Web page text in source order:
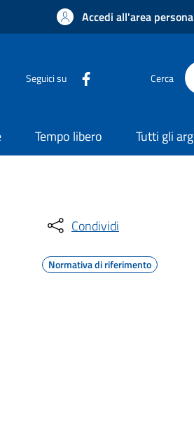
Accedi all'area
Seguici su Cerca
Tempo libero Tutti gli
Condividi
Normativa di riferimento